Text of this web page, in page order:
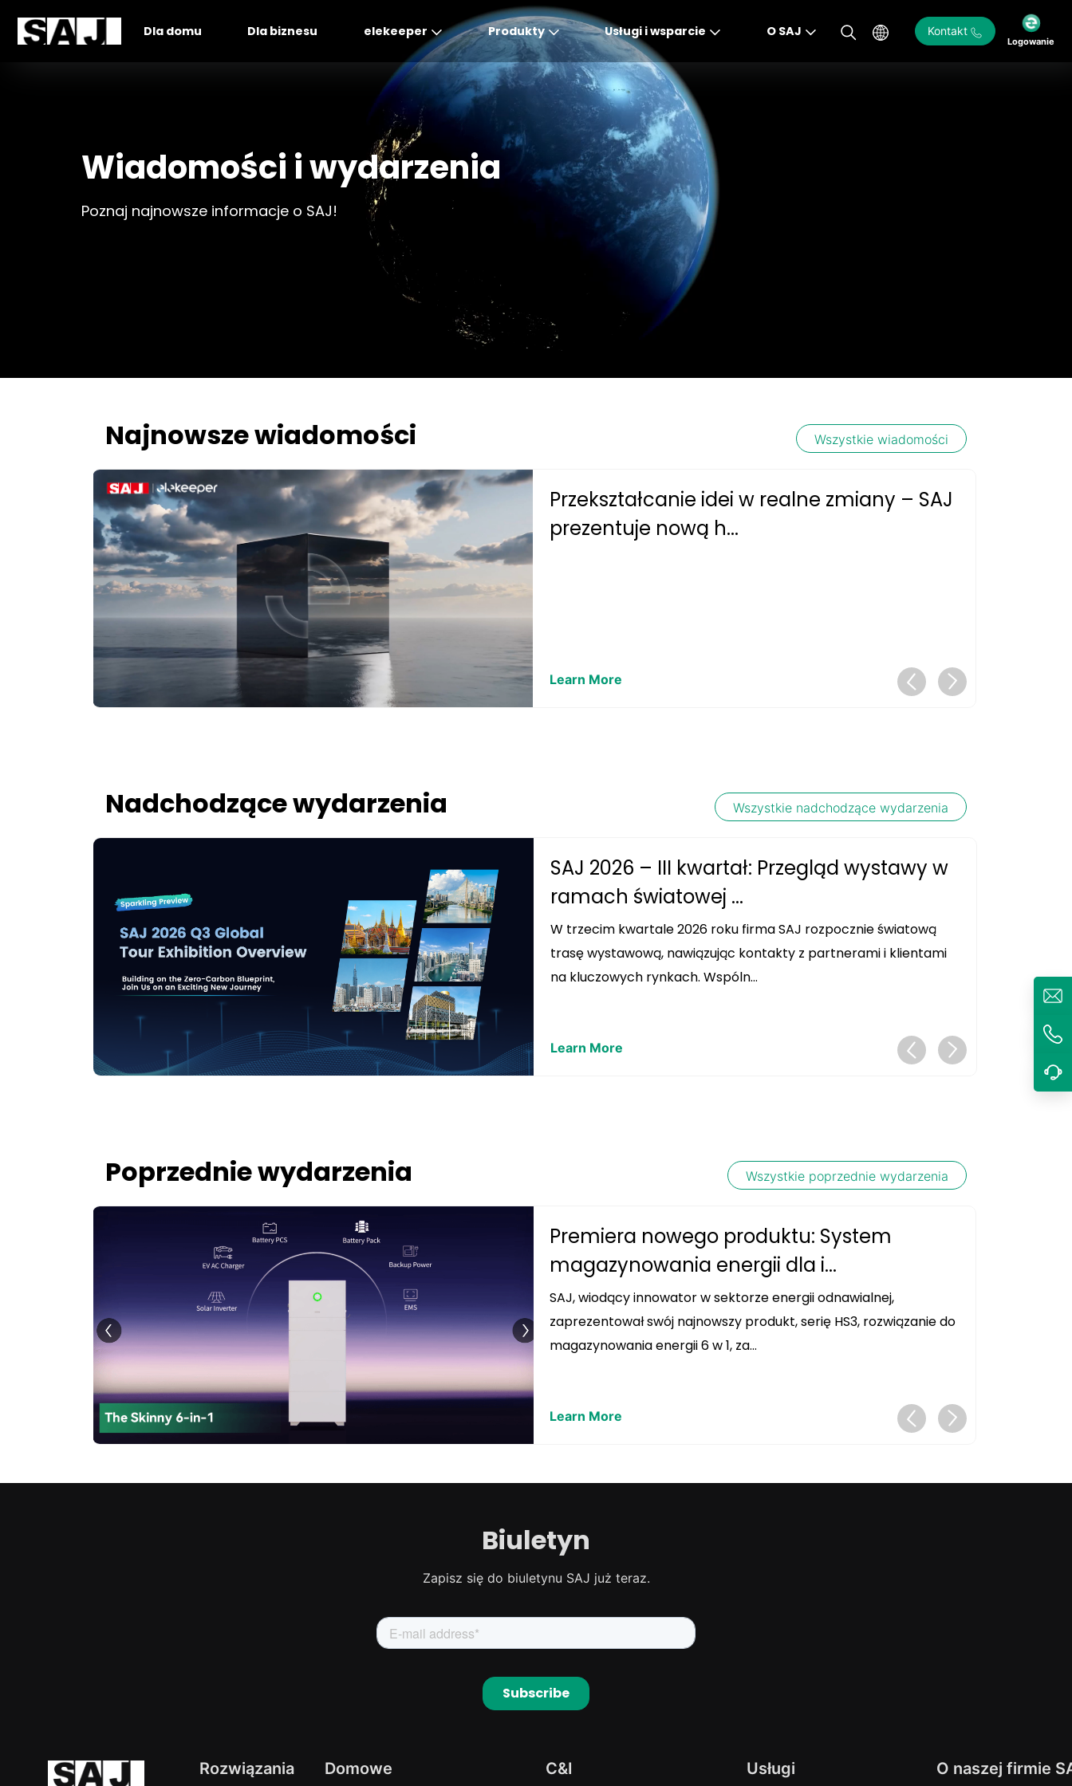
Dla domu Dla biznesu elekeeper Produkty Usługi i wsparcie O SAJ Kontakt
Logowanie
Global
English
APAC
English
中文
English(AU)
MEA
English
English(Africa)
Europe
Deutsch
Italiano
Espanol
AME
English
Português (Brasileiro)
Espanol
Wiadomości i wydarzenia
Poznaj najnowsze informacje o SAJ!
Najnowsze wiadomości Wszystkie wiadomości
Przekształcanie idei w realne zmiany – SAJ
prezentuje nową h...
Learn More
Nadchodzące wydarzenia Wszystkie nadchodzące wydarzenia
SAJ 2026 – III kwartał: Przegląd wystawy w
ramach światowej ...
W trzecim kwartale 2026 roku firma SAJ rozpocznie światową
trasę wystawową, nawiązując kontakty z partnerami i klientami
na kluczowych rynkach. Wspóln...
Learn More
Poprzednie wydarzenia Wszystkie poprzednie wydarzenia
Premiera nowego produktu: System
magazynowania energii dla i...
SAJ, wiodący innowator w sektorze energii odnawialnej,
zaprezentował swój najnowszy produkt, serię HS3, rozwiązanie do
magazynowania energii 6 w 1, za...
Learn More
Biuletyn
Zapisz się do biuletynu SAJ już teraz.
Rozwiązania Domowe C&I Usługi O naszej firmie